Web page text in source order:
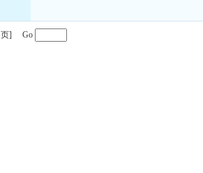
页] Go